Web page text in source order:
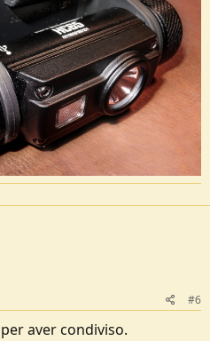
#6
aver condiviso.